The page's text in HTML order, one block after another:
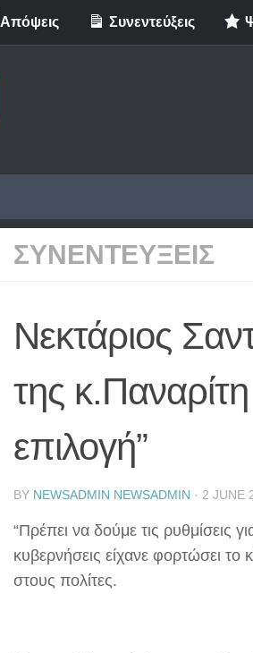
Απόψεις Συνεντεύξεις
ΣΥΝΕΝΤΕΥΞΕΙΣ
Νεκτάριος
της
επιλογή”
BY NEWSADMIN NEWSADMIN · 2 JUNE
“Πρέπει να δούμε τις ρυθμίσεις
κυβερνήσεις είχανε φορτώσει
στους πολίτες.